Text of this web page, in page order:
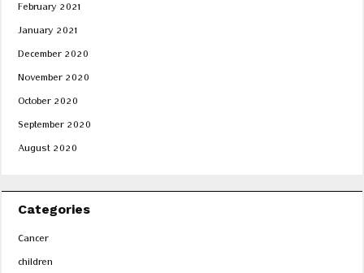
February 2021
January 2021
December 2020
November 2020
October 2020
September 2020
August 2020
Categories
Cancer
children